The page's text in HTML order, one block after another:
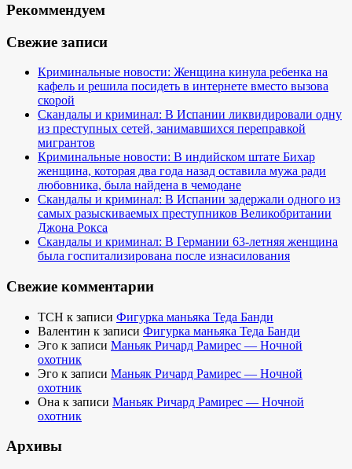
Рекоммендуем
Свежие записи
Криминальные новости: Женщина кинула ребенка на
кафель и решила посидеть в интернете вместо вызова
скорой
Скандалы и криминал: В Испании ликвидировали одну
из преступных сетей, занимавшихся переправкой
мигрантов
Криминальные новости: В индийском штате Бихар
женщина, которая два года назад оставила мужа ради
любовника, была найдена в чемодане
Скандалы и криминал: В Испании задержали одного из
самых разыскиваемых преступников Великобритании
Джона Рокса
Скандалы и криминал: В Германии 63-летняя женщина
была госпитализирована после изнасилования
Свежие комментарии
TCH к записи Фигурка маньяка Теда Банди
Валентин к записи Фигурка маньяка Теда Банди
Эго к записи Маньяк Ричард Рамирес — Ночной
охотник
Эго к записи Маньяк Ричард Рамирес — Ночной
охотник
Она к записи Маньяк Ричард Рамирес — Ночной
охотник
Архивы